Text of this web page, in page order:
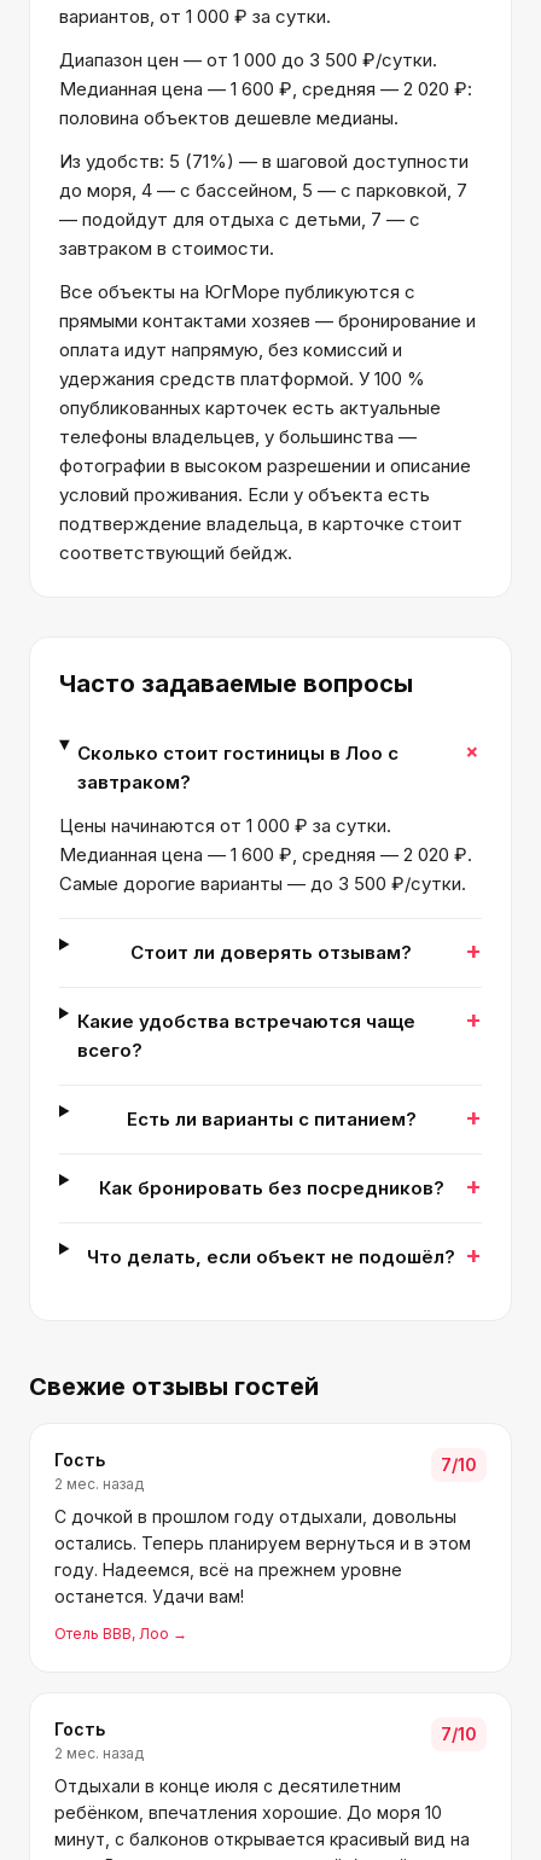
вариантов, от 1 000 ₽ за сутки.
Диапазон цен — от 1 000 до 3 500 ₽/сутки.
Медианная цена — 1 600 ₽, средняя — 2 020 ₽:
половина объектов дешевле медианы.
Из удобств: 5 (71%) — в шаговой доступности
до моря, 4 — с бассейном, 5 — с парковкой, 7
— подойдут для отдыха с детьми, 7 — с
завтраком в стоимости.
Все объекты на ЮгМоре публикуются с
прямыми контактами хозяев — бронирование и
оплата идут напрямую, без комиссий и
удержания средств платформой. У 100 %
опубликованных карточек есть актуальные
телефоны владельцев, у большинства —
фотографии в высоком разрешении и описание
условий проживания. Если у объекта есть
подтверждение владельца, в карточке стоит
соответствующий бейдж.
Часто задаваемые вопросы
Сколько стоит гостиницы в Лоо с
завтраком?
+
Цены начинаются от 1 000 ₽ за сутки.
Медианная цена — 1 600 ₽, средняя — 2 020 ₽.
Самые дорогие варианты — до 3 500 ₽/сутки.
Стоит ли доверять отзывам? +
Какие удобства встречаются чаще
всего?
+
Есть ли варианты с питанием? +
Как бронировать без посредников? +
Что делать, если объект не подошёл? +
Свежие отзывы гостей
Гость
2 мес. назад
7/10
С дочкой в прошлом году отдыхали, довольны
остались. Теперь планируем вернуться и в этом
году. Надеемся, всё на прежнем уровне
останется. Удачи вам!
Отель ВВВ, Лоо →
Гость
2 мес. назад
7/10
Отдыхали в конце июля с десятилетним
ребёнком, впечатления хорошие. До моря 10
минут, с балконов открывается красивый вид на